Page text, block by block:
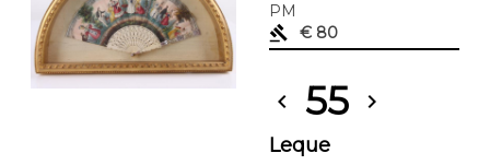
PM
gavel
€ 80
chevron_left 55 chevron_right
Leque